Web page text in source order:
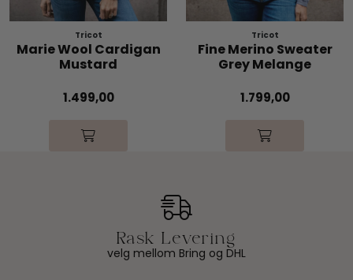
Tricot
Marie Wool Cardigan
Mustard
1.499,00
Tricot
Fine Merino Sweater
Grey Melange
1.799,00
velg mellom Bring og DHL